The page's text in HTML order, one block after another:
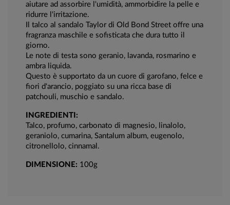
aiutare ad assorbire l'umidità, ammorbidire la pelle e
ridurre l'irritazione.
Il talco al sandalo Taylor di Old Bond Street offre una
fragranza maschile e sofisticata che dura tutto il
giorno.
Le note di testa sono geranio, lavanda, rosmarino e
ambra liquida.
Questo è supportato da un cuore di garofano, felce e
fiori d'arancio, poggiato su una ricca base di
patchouli, muschio e sandalo.
INGREDIENTI:
Talco, profumo, carbonato di magnesio, linalolo,
geraniolo, cumarina, Santalum album, eugenolo,
citronellolo, cinnamal.
DIMENSIONE: 100g